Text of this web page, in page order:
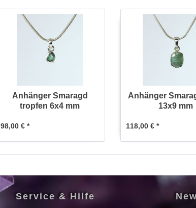
Anhänger Smaragd
tropfen 6x4 mm
98,00 € *
Anhänger
13x9 mm
118,00 € *
Service & Hilfe